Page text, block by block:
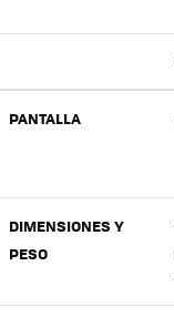
PANTALLA
DIMENSIONES Y
PESO